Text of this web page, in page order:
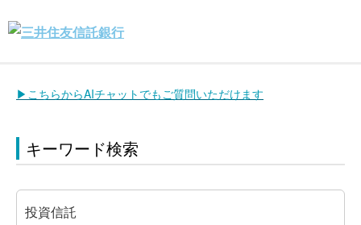
▶こちらからAIチャットでもご質問いただけます
キーワード検索